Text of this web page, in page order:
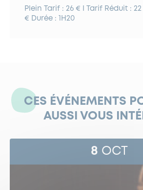
Plein Tarif : 26 € I Tarif Réduit : 22
€ Durée : 1H20
CES ÉVÉNEMENTS
AUSSI VOUS
8 OCT